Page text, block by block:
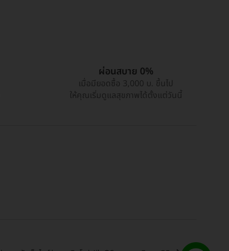
ผ่อนสบาย 0%
เมื่อมียอดซื้อ 3,000 บ. ขึ้นไป
ให้คุณเริ่มดูแลสุขภาพได้ตั้งแต่วันนี้